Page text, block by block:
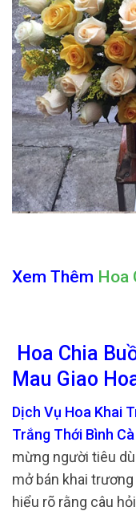
Xem Thêm Hoa
Hoa Chia
Mau Giao
Dịch Vụ Hoa Khai
Trắng Thới Bình
mừng người tiêu
mở bán khai
hiểu rõ rằng câu